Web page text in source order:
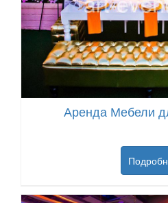
Аренда Мебели